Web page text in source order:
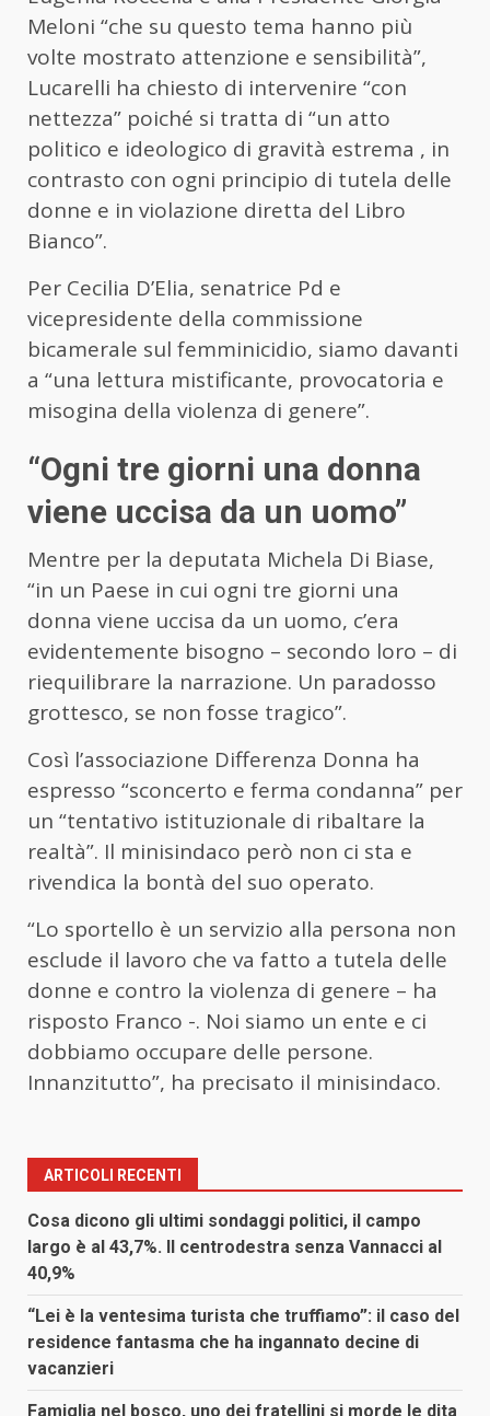
Meloni “che su questo tema hanno più
volte mostrato attenzione e sensibilità”,
Lucarelli ha chiesto di intervenire “con
nettezza” poiché si tratta di “un atto
politico e ideologico di gravità estrema , in
contrasto con ogni principio di tutela delle
donne e in violazione diretta del Libro
Bianco”.
Per Cecilia D’Elia, senatrice Pd e
vicepresidente della commissione
bicamerale sul femminicidio, siamo davanti
a “una lettura mistificante, provocatoria e
misogina della violenza di genere”.
“Ogni tre giorni una donna
viene uccisa da un uomo”
Mentre per la deputata Michela Di Biase,
“in un Paese in cui ogni tre giorni una
donna viene uccisa da un uomo, c’era
evidentemente bisogno – secondo loro – di
riequilibrare la narrazione. Un paradosso
grottesco, se non fosse tragico”.
Così l’associazione Differenza Donna ha
espresso “sconcerto e ferma condanna” per
un “tentativo istituzionale di ribaltare la
realtà”. Il minisindaco però non ci sta e
rivendica la bontà del suo operato.
“Lo sportello è un servizio alla persona non
esclude il lavoro che va fatto a tutela delle
donne e contro la violenza di genere – ha
risposto Franco -. Noi siamo un ente e ci
dobbiamo occupare delle persone.
Innanzitutto”, ha precisato il minisindaco.
ARTICOLI RECENTI
Cosa dicono gli ultimi sondaggi politici, il campo
largo è al 43,7%. Il centrodestra senza Vannacci al
40,9%
“Lei è la ventesima turista che truffiamo”: il caso del
residence fantasma che ha ingannato decine di
vacanzieri
Famiglia nel bosco, uno dei fratellini si morde le dita